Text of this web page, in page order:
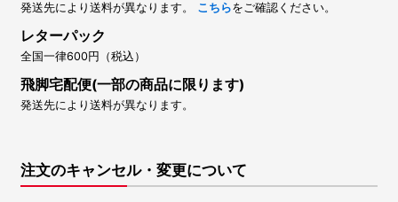
発送先により送料が異なります。 こちらをご確認ください。
レターパック
全国一律600円（税込）
飛脚宅配便(一部の商品に限ります)
発送先により送料が異なります。
注文のキャンセル・変更について